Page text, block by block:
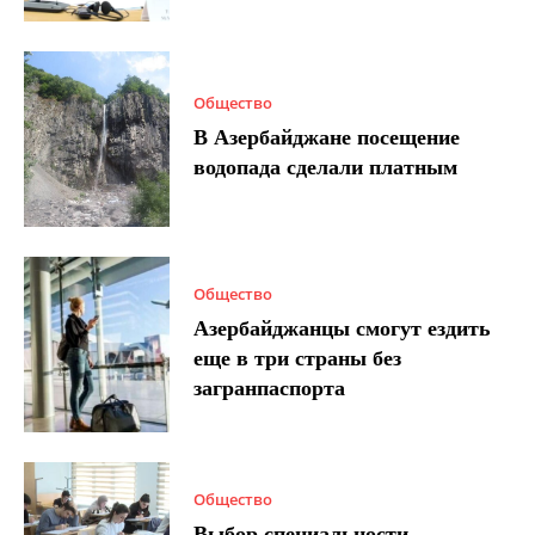
Общество
В Азербайджане посещение
водопада сделали платным
Общество
Азербайджанцы смогут ездить
еще в три страны без
загранпаспорта
Общество